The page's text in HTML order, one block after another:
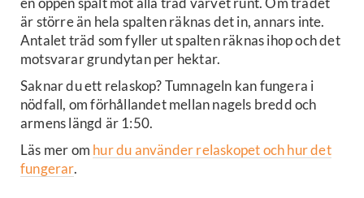
är större än hela spalten räknas det in, annars inte.
Antalet träd som fyller ut spalten räknas ihop och det
motsvarar grundytan per hektar.
Saknar du ett relaskop? Tumnageln kan fungera i
nödfall, om förhållandet mellan nagels bredd och
armens längd är 1:50.
Läs mer om hur du använder relaskopet och hur det
fungerar.